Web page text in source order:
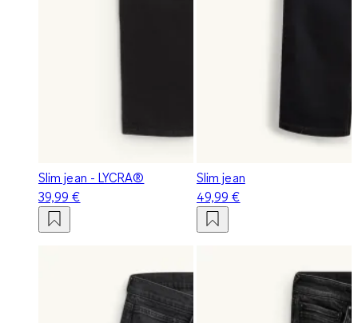
Slim jean - LYCRA®
39,99 €
Slim jean
49,99 €